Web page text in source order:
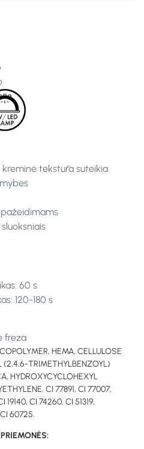
tekstūra suteikia
60 s
120-180 s
freza
HEMA, CELLULOSE
(2,4,6-TRIMETHYLBENZOYL)
HYDROXYCYCLOHEXYL
CI 77891, CI 77007,
19140, CI 74260, CI 51319,
60725.